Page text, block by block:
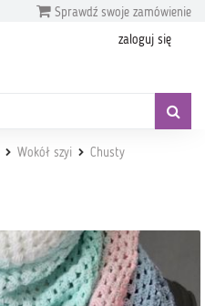
Sprawdź swoje zamówienie
zaloguj się
Wokół szyi Chusty